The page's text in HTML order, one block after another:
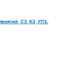
СЗ, КЗ, УПЗ.